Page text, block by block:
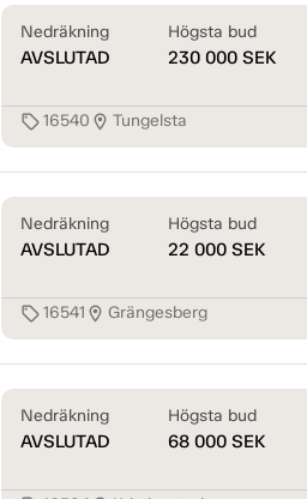
Nedräkning
AVSLUTAD
Högsta bud
230 000 SEK
sell16540 location_on Tungelsta
Nedräkning
AVSLUTAD
Högsta bud
22 000 SEK
sell16541 location_on Grängesberg
Nedräkning
AVSLUTAD
Högsta bud
68 000 SEK